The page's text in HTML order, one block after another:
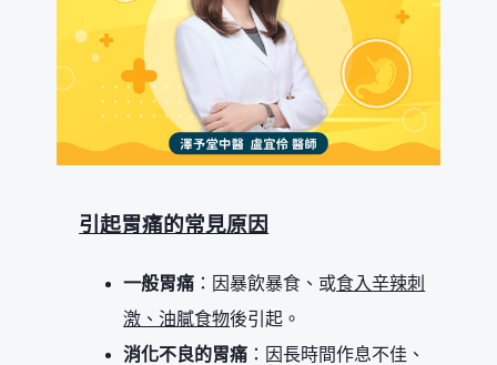
引起胃痛的常見原因
一般胃痛 ：因暴飲暴食、或食入辛辣刺
激、油膩食物後引起。
消化不良的胃痛 ：因長時間作息不佳、